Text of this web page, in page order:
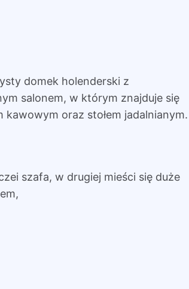
domek holenderski z
salonem, w którym znajduje się
oraz stołem jadalnianym.
szafa, w drugiej mieści się duże